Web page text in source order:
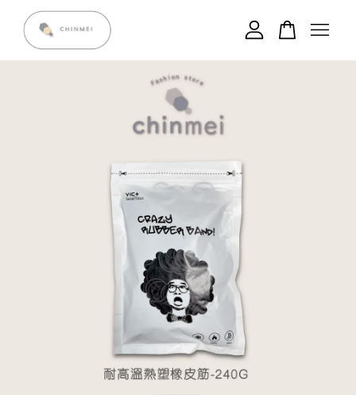
您的購物車目前還是空的。
繼續購物